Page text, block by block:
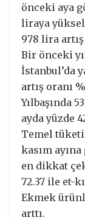
önceki aya
liraya
978 lira
Bir önceki
İstanbul’da
artış oranı
Yılbaşında
ayda yüzde
Temel
kasım
en dikkat
72.37 ile et-
Ekmek
arttı.